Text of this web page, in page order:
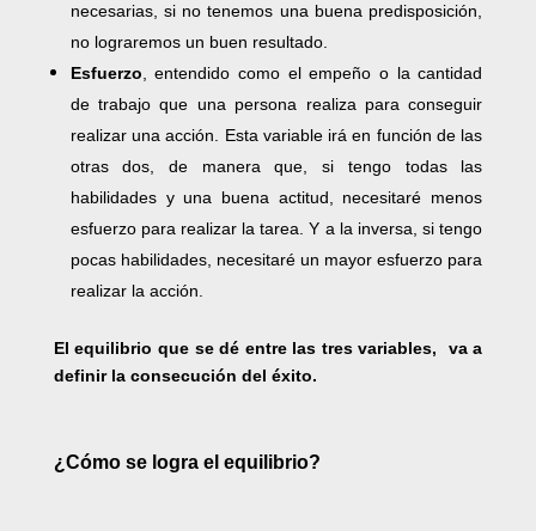
necesarias, si no tenemos una buena predisposición,
no lograremos un buen resultado.
Esfuerzo , entendido como el empeño o la cantidad
de trabajo que una persona realiza para conseguir
realizar una acción. Esta variable irá en función de las
otras dos, de manera que, si tengo todas las
habilidades y una buena actitud, necesitaré menos
esfuerzo para realizar la tarea. Y a la inversa, si tengo
pocas habilidades, necesitaré un mayor esfuerzo para
realizar la acción.
El equilibrio que se dé entre las tres variables, va a
definir la consecución del éxito.
¿Cómo se logra el equilibrio?